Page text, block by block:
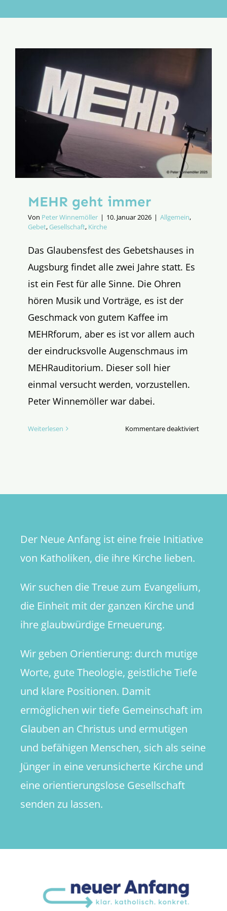
Aktion
MEHR geht immer
Von Peter Winnemöller | 10. Januar 2026 | Allgemein,
Gebet,Gesellschaft, Kirche
Das Glaubensfest des Gebetshauses in
Augsburg findet alle zwei Jahre statt. Es
ist ein Fest für alle Sinne. Die Ohren
hören Musik und Vorträge, es ist der
Geschmack von gutem Kaffee im
MEHRforum, aber es ist vor allem auch
der eindrucksvolle Augenschmaus im
MEHRauditorium. Dieser soll hier
einmal versucht werden, vorzustellen.
Peter Winnemöller war dabei.
Weiterlesen Kommentare deaktiviertfür
Der Neue Anfang ist eine freie Initiative
von Katholiken, die ihre Kirche lieben.
Wir suchen die Treue zum Evangelium,
die Einheit mit der ganzen Kirche und
ihre glaubwürdige Erneuerung.
Wir geben Orientierung: durch mutige
Worte, gute Theologie, geistliche Tiefe
und klare Positionen. Damit
ermöglichen wir tiefe Gemeinschaft im
Glauben an Christus und ermutigen
und befähigen Menschen, sich als seine
Jünger in eine verunsicherte Kirche und
eine orientierungslose Gesellschaft
senden zu lassen.